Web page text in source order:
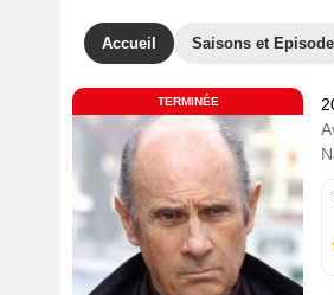
Accueil Saisons et
TERMINÉE